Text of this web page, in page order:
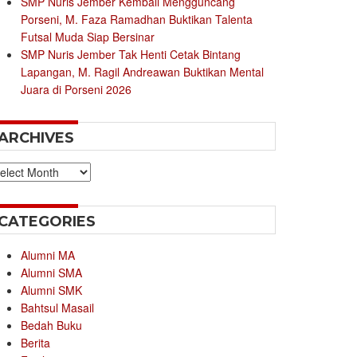
Porseni, M. Faza Ramadhan Buktikan Talenta
Futsal Muda Siap Bersinar
SMP Nuris Jember Tak Henti Cetak Bintang
Lapangan, M. Ragil Andreawan Buktikan Mental
Juara di Porseni 2026
Alumni MA
Alumni SMA
Alumni SMK
Bahtsul Masail
Bedah Buku
Berita